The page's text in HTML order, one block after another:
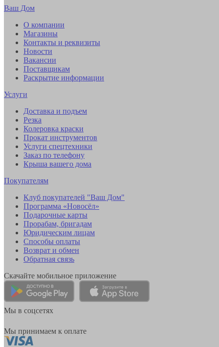
Ваш Дом
О компании
Магазины
Контакты и реквизиты
Новости
Вакансии
Поставщикам
Раскрытие информации
Услуги
Доставка и подъем
Резка
Колеровка краски
Прокат инструментов
Услуги спецтехники
Заказ по телефону
Крыша вашего дома
Покупателям
Клуб покупателей "Ваш Дом"
Программа «Новосёл»
Подарочные карты
Прорабам, бригадам
Юридическим лицам
Способы оплаты
Возврат и обмен
Обратная связь
Скачайте мобильное приложение
Мы в соцсетях
Мы принимаем к оплате